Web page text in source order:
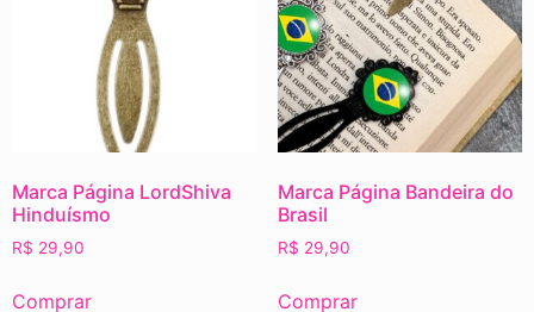
Marca Página LordShiva
Hinduísmo
R$ 29,90
Comprar
Marca Página Bandeira do
Brasil
R$ 29,90
Comprar